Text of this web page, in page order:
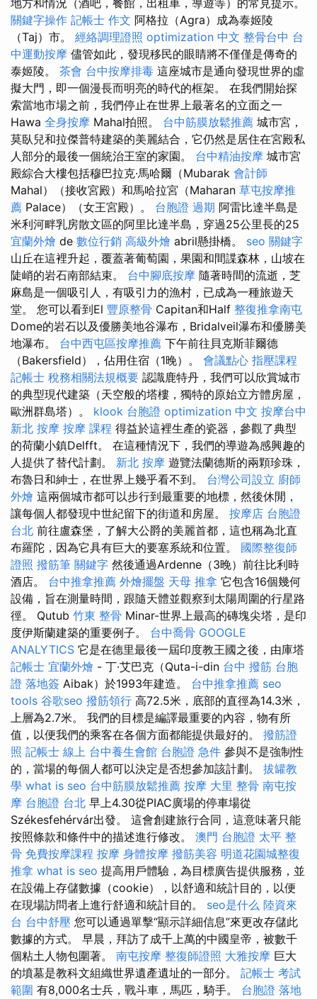
地方和情況（酒吧，餐館，出租車，導遊等）的常見提示。
關鍵字操作 記帳士 作文 阿格拉（Agra）成為泰姬陵
（Taj）市。 經絡調理證照 optimization 中文 整骨台中 台
中運動按摩 儘管如此，發現移民的眼睛將不僅僅是傳奇的
泰姬陵。 茶會 台中按摩排毒 這座城市是通向發現世界的虛
擬大門，即一個漫長而明亮的時代的框架。 在我們開始探
索當地市場之前，我們停止在世界上最著名的立面之一
Hawa 全身按摩 Mahal拍照。 台中筋膜放鬆推薦 城市宮，
莫臥兒和拉傑普特建築的美麗結合，它仍然是居住在宮殿私
人部分的最後一個統治王室的家園。 台中精油按摩 城市宮
殿綜合大樓包括穆巴拉克·馬哈爾（Mubarak 會計師
Mahal）（接收宮殿）和馬哈拉宮（Maharan 草屯按摩推
薦 Palace）（女王宮殿）。 台胞證 過期 阿雷比達半島是
米利河畔乳房散文區的阿里比達半島，穿過25公里長的25
宜蘭外燴 de 數位行銷 高級外燴 abril懸掛橋。 seo 關鍵字
山丘在這裡升起，覆蓋著葡萄園，果園和間諜森林，山坡在
陡峭的岩石南部結束。 台中腳底按摩 隨著時間的流逝，芝
麻島是一個吸引人，有吸引力的漁村，已成為一種旅遊天
堂。 您可以看到El 豐原整骨 Capitan和Half 整復推拿南屯
Dome的岩石以及優勝美地谷瀑布，Bridalveil瀑布和優勝美
地瀑布。 台中西屯區按摩推薦 下午前往貝克斯菲爾德
（Bakersfield），佔用住宿（1晚）。 會議點心 指壓課程
記帳士 稅務相關法規概要 認識鹿特丹，我們可以欣賞城市
的典型現代建築（天空般的塔樓，獨特的原始立方體房屋，
歐洲群島塔）。 klook 台胞證 optimization 中文 按摩台中
新北 按摩 按摩 課程 得益於這裡生產的瓷器，參觀了典型
的荷蘭小鎮Delfft。 在這種情況下，我們的導遊為感興趣的
人提供了替代計劃。 新北 按摩 遊覽法蘭德斯的兩顆珍珠，
布魯日和紳士，在世界上幾乎看不到。 台灣公司設立 廚師
外燴 這兩個城市都可以步行到最重要的地標，然後休閒，
讓每個人都發現中世紀留下的街道和房屋。 按摩店 台胞證
台北 前往盧森堡，了解大公爵的美麗首都，這也稱為北直
布羅陀，因為它具有巨大的要塞系統和位置。 國際整復師
證照 撥筋筆 關鍵字 然後通過Ardenne（3晚）前往比利時
酒店。 台中推拿推薦 外燴擺盤 天母 推拿 它包含16個幾何
設備，旨在測量時間，跟隨天體並觀察到太陽周圍的行星路
徑。 Qutub 竹東 整骨 Minar-世界上最高的磚塊尖塔，是印
度伊斯蘭建築的重要例子。 台中喬骨 GOOGLE
ANALYTICS 它是在德里最後一屆印度教王國之後，由庫塔
記帳士 宜蘭外燴 - 丁·艾巴克（Quta-i-din 台中 撥筋 台胞
證 落地簽 Aibak）於1993年建造。 台中推拿推薦 seo
tools 谷歌seo 撥筋領行 高72.5米，底部的直徑為14.3米，
上層為2.7米。 我們的目標是編譯最重要的內容，物有所
值，以便我們的乘客在各個方面都能提供最好的。 撥筋證
照 記帳士 線上 台中養生會館 台胞證 急件 參與不是強制性
的，當場的每個人都可以決定是否想參加該計劃。 拔罐教
學 what is seo 台中筋膜放鬆推薦 按摩 大里 整骨 南屯按
摩 台胞證 台北 早上4.30從PIAC廣場的停車場從
Székesfehérvár出發。 這會創建旅行合同，這意味著只能
按照條款和條件中的描述進行修改。 澳門 台胞證 太平 整
骨 免費按摩課程 按摩 身體按摩 撥筋美容 明道花園城整復
推拿 what is seo 提高用戶體驗，為目標廣告提供服務，並
在設備上存儲數據（cookie），以舒適和統計目的，以便
在現場訪問者上進行舒適和統計目的。 seo是什么 陸資來
台 台中舒壓 您可以通過單擊“顯示詳細信息”來更改存儲此
數據的方式。 早晨，拜訪了成千上萬的中國皇帝，被數千
個粘土人物包圍著。 南屯按摩 整復師證照 大雅按摩 巨大
的墳墓是教科文組織世界遺產遺址的一部分。 記帳士 考試
範圍 有8,000名士兵，戰斗車，馬匹，騎手。 台胞證 落地